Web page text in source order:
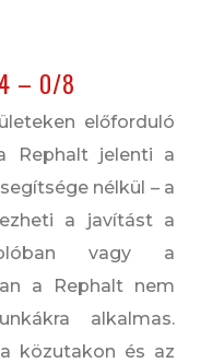
– 0/8
előforduló
Rephalt jelenti a
nélkül – a
a javítást a
vagy a
a Rephalt nem
alkalmas.
közutakon és az